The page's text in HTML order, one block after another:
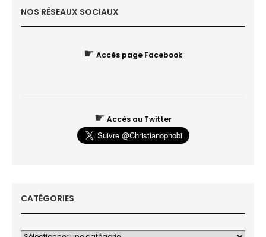
NOS RÉSEAUX SOCIAUX
☛ Accès page Facebook
☛ Accès au Twitter
CATÉGORIES